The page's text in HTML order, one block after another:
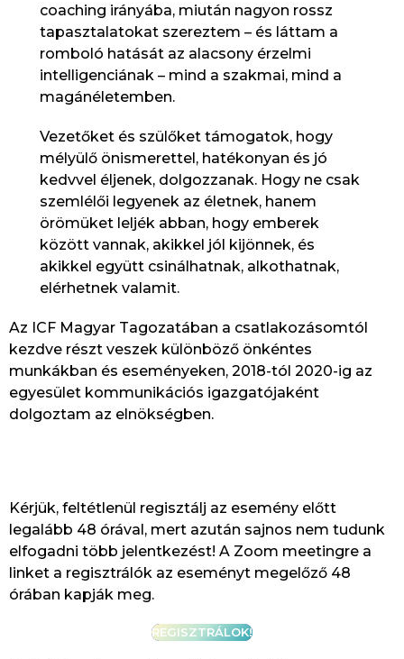
coaching irányába, miután nagyon rossz
tapasztalatokat szereztem – és láttam a
romboló hatását az alacsony érzelmi
intelligenciának – mind a szakmai, mind a
magánéletemben.
Vezetőket és szülőket támogatok, hogy
mélyülő önismerettel, hatékonyan és jó
kedvvel éljenek, dolgozzanak. Hogy ne csak
szemlélői legyenek az életnek, hanem
örömüket leljék abban, hogy emberek
között vannak, akikkel jól kijönnek, és
akikkel együtt csinálhatnak, alkothatnak,
elérhetnek valamit.
Az ICF Magyar Tagozatában a csatlakozásomtól
kezdve részt veszek különböző önkéntes
munkákban és eseményeken, 2018-tól 2020-ig az
egyesület kommunikációs igazgatójaként
dolgoztam az elnökségben.
Kérjük, feltétlenül regisztálj az esemény előtt
legalább 48 órával, mert azután sajnos nem tudunk
elfogadni több jelentkezést! A Zoom meetingre a
linket a regisztrálók az eseményt megelőző 48
órában kapják meg.
REGISZTRÁLOK!